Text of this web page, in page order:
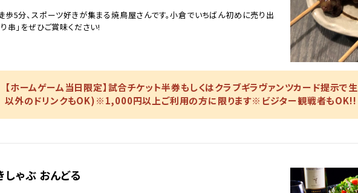
歩5分、スポーツ好きが集まる焼鳥屋さんです。小倉でいちばん初めに売り出
串」をぜひご賞味ください!
【ホームゲーム当日限定】試合チケット半券もしくはクラブギラヴァンツカード提示
以外のドリンクもOK)※1,000円以上ご利用の方に限ります※ビジター観戦者もOK!!
しゃぶ おんどる